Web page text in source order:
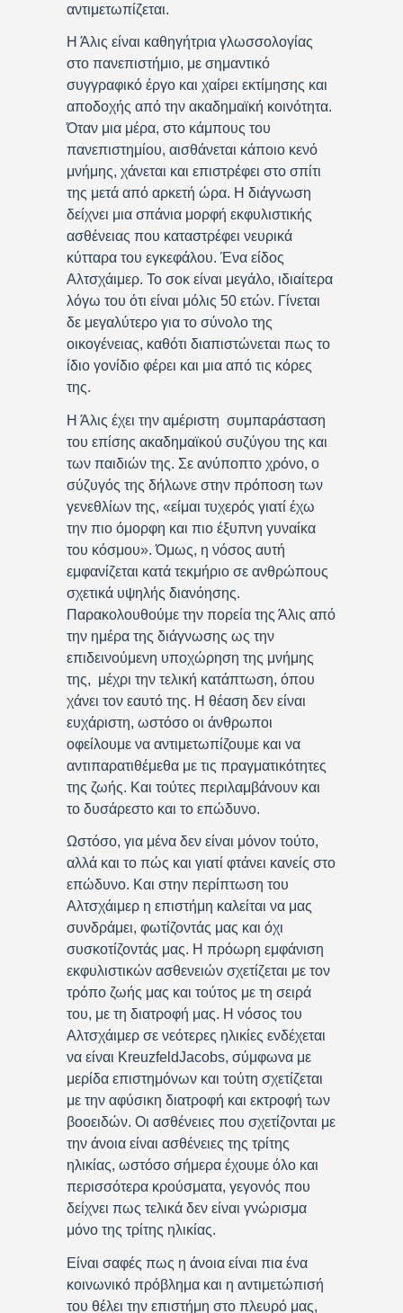
αντιμετωπίζεται.
Η Άλις είναι καθηγήτρια γλωσσολογίας
στο πανεπιστήμιο, με σημαντικό
συγγραφικό έργο και χαίρει εκτίμησης και
αποδοχής από την ακαδημαϊκή κοινότητα.
Όταν μια μέρα, στο κάμπους του
πανεπιστημίου, αισθάνεται κάποιο κενό
μνήμης, χάνεται και επιστρέφει στο σπίτι
της μετά από αρκετή ώρα. Η διάγνωση
δείχνει μια σπάνια μορφή εκφυλιστικής
ασθένειας που καταστρέφει νευρικά
κύτταρα του εγκεφάλου. Ένα είδος
Αλτσχάιμερ. Το σοκ είναι μεγάλο, ιδιαίτερα
λόγω του ότι είναι μόλις 50 ετών. Γίνεται
δε μεγαλύτερο για το σύνολο της
οικογένειας, καθότι διαπιστώνεται πως το
ίδιο γονίδιο φέρει και μια από τις κόρες
της.
Η Άλις έχει την αμέριστη συμπαράσταση
του επίσης ακαδημαϊκού συζύγου της και
των παιδιών της. Σε ανύποπτο χρόνο, ο
σύζυγός της δήλωνε στην πρόποση των
γενεθλίων της, «είμαι τυχερός γιατί έχω
την πιο όμορφη και πιο έξυπνη γυναίκα
του κόσμου». Όμως, η νόσος αυτή
εμφανίζεται κατά τεκμήριο σε ανθρώπους
σχετικά υψηλής διανόησης.
Παρακολουθούμε την πορεία της Άλις από
την ημέρα της διάγνωσης ως την
επιδεινούμενη υποχώρηση της μνήμης
της, μέχρι την τελική κατάπτωση, όπου
χάνει τον εαυτό της. Η θέαση δεν είναι
ευχάριστη, ωστόσο οι άνθρωποι
οφείλουμε να αντιμετωπίζουμε και να
αντιπαρατιθέμεθα με τις πραγματικότητες
της ζωής. Και τούτες περιλαμβάνουν και
το δυσάρεστο και το επώδυνο.
Ωστόσο, για μένα δεν είναι μόνον τούτο,
αλλά και το πώς και γιατί φτάνει κανείς στο
επώδυνο. Και στην περίπτωση του
Αλτσχάιμερ η επιστήμη καλείται να μας
συνδράμει, φωτίζοντάς μας και όχι
συσκοτίζοντάς μας. Η πρόωρη εμφάνιση
εκφυλιστικών ασθενειών σχετίζεται με τον
τρόπο ζωής μας και τούτος με τη σειρά
του, με τη διατροφή μας. Η νόσος του
Αλτσχάιμερ σε νεότερες ηλικίες ενδέχεται
να είναι KreuzfeldJacobs, σύμφωνα με
μερίδα επιστημόνων και τούτη σχετίζεται
με την αφύσικη διατροφή και εκτροφή των
βοοειδών. Οι ασθένειες που σχετίζονται με
την άνοια είναι ασθένειες της τρίτης
ηλικίας, ωστόσο σήμερα έχουμε όλο και
περισσότερα κρούσματα, γεγονός που
δείχνει πως τελικά δεν είναι γνώρισμα
μόνο της τρίτης ηλικίας.
Είναι σαφές πως η άνοια είναι πια ένα
κοινωνικό πρόβλημα και η αντιμετώπισή
του θέλει την επιστήμη στο πλευρό μας,